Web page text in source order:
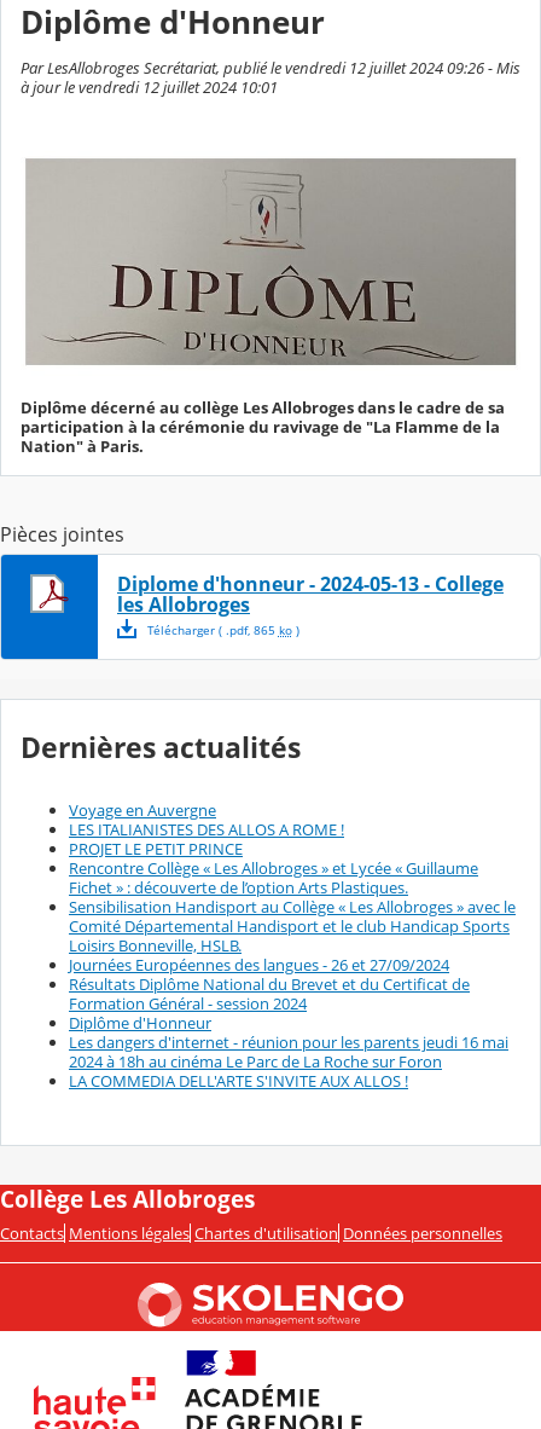
Diplôme d'Honneur
Par LesAllobroges Secrétariat, publié le vendredi 12 juillet 2024 09:26 - Mis
à jour le vendredi 12 juillet 2024 10:01
Diplôme décerné au collège Les Allobroges dans le cadre de sa
participation à la cérémonie du ravivage de "La Flamme de la
Nation" à Paris.
Pièces jointes
Diplome d'honneur - 2024-05-13 - College
les Allobroges
Télécharger( .pdf, 865 ko)
Dernières actualités
Voyage en Auvergne
LES ITALIANISTES DES ALLOS A ROME !
PROJET LE PETIT PRINCE
Rencontre Collège « Les Allobroges » et Lycée « Guillaume
Fichet » : découverte de l’option Arts Plastiques.
Sensibilisation Handisport au Collège « Les Allobroges » avec le
Comité Départemental Handisport et le club Handicap Sports
Loisirs Bonneville, HSLB.
Journées Européennes des langues - 26 et 27/09/2024
Résultats Diplôme National du Brevet et du Certificat de
Formation Général - session 2024
Diplôme d'Honneur
Les dangers d'internet - réunion pour les parents jeudi 16 mai
2024 à 18h au cinéma Le Parc de La Roche sur Foron
LA COMMEDIA DELL'ARTE S'INVITE AUX ALLOS !
Collège Les Allobroges
Contacts Mentions légales Chartes d'utilisation Données personnelles